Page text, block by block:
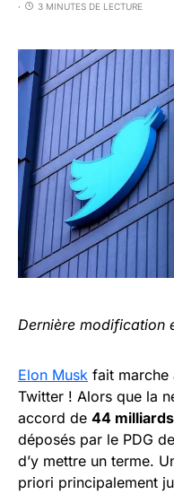
3 MINUTES DE LECTURE
Dernière modification
Elon Musk fait marche
Twitter ! Alors que la
accord de 44
déposés par le PDG de
d’y mettre un terme.
priori principalement